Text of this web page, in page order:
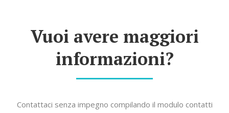
Vuoi avere maggiori
informazioni?
Contattaci senza impegno compilando il modulo contatti